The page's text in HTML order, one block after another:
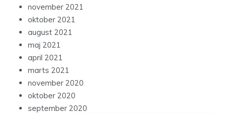
november 2021
oktober 2021
august 2021
maj 2021
april 2021
marts 2021
november 2020
oktober 2020
september 2020